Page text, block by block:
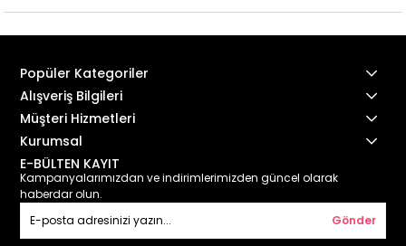
Popüler Kategoriler
Alışveriş Bilgileri
Müşteri Hizmetleri
Kurumsal
E-BÜLTEN KAYIT
Kampanyalarımızdan ve indirimlerimizden güncel olarak
haberdar olun.
Gönder